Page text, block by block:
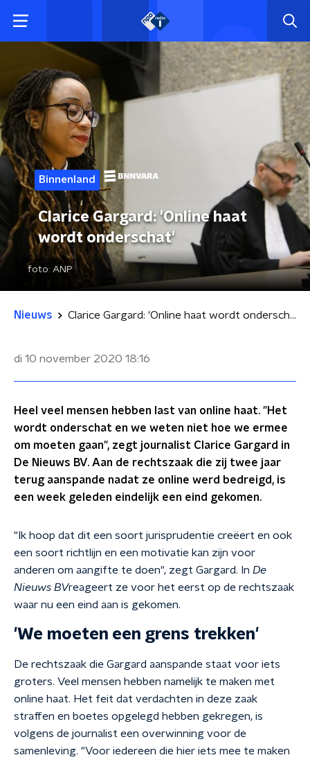
Binnenland
Clarice Gargard: 'Online haat
wordt onderschat'
foto: ANP
Nieuws Clarice Gargard: 'Online haat wordt onderschat'
di 10 november 2020 18:16
Heel veel mensen hebben last van online haat. "Het
wordt onderschat en we weten niet hoe we ermee
om moeten gaan", zegt journalist Clarice Gargard in
De Nieuws BV. Aan de rechtszaak die zij twee jaar
terug aanspande nadat ze online werd bedreigd, is
een week geleden eindelijk een eind gekomen.
"Ik hoop dat dit een soort jurisprudentie creëert en ook
een soort richtlijn en een motivatie kan zijn voor
anderen om aangifte te doen", zegt Gargard. In De
Nieuws BVreageert ze voor het eerst op de rechtszaak
waar nu een eind aan is gekomen.
'We moeten een grens trekken'
De rechtszaak die Gargard aanspande staat voor iets
groters. Veel mensen hebben namelijk te maken met
online haat. Het feit dat verdachten in deze zaak
straffen en boetes opgelegd hebben gekregen, is
volgens de journalist een overwinning voor de
samenleving. "Voor iedereen die hier iets mee te maken